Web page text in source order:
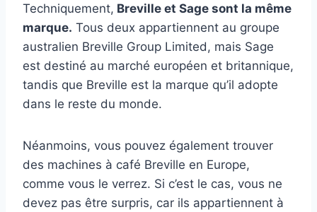
Techniquement, Breville et Sage sont la même
marque. Tous deux appartiennent au groupe
australien Breville Group Limited, mais Sage
est destiné au marché européen et britannique,
tandis que Breville est la marque qu’il adopte
dans le reste du monde.
Néanmoins, vous pouvez également trouver
des machines à café Breville en Europe,
comme vous le verrez. Si c’est le cas, vous ne
devez pas être surpris, car ils appartiennent à